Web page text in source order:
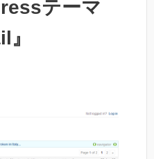
テーマ